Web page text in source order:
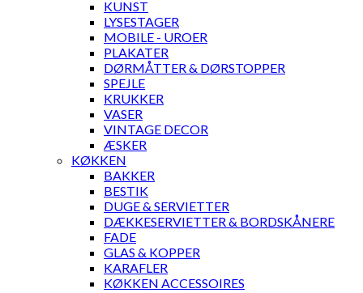
KUNST
LYSESTAGER
MOBILE - UROER
PLAKATER
DØRMÅTTER & DØRSTOPPER
SPEJLE
KRUKKER
VASER
VINTAGE DECOR
ÆSKER
KØKKEN
BAKKER
BESTIK
DUGE & SERVIETTER
DÆKKESERVIETTER & BORDSKÅNERE
FADE
GLAS & KOPPER
KARAFLER
KØKKEN ACCESSOIRES